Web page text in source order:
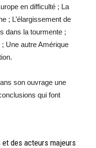
en difficulté ; La
; L’élargissement de
dans la tourmente ;
; Une autre Amérique
son ouvrage une
qui font
et des acteurs majeurs